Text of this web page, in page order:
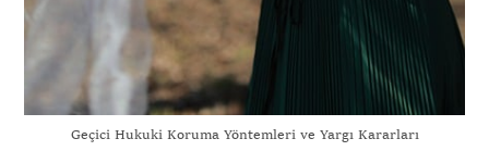
Geçici Hukuki Koruma Yöntemleri ve Yargı Kararları